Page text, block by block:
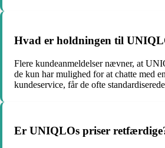
Hvad er holdningen til
Flere kundeanmeldelser nævner, at
de kun har mulighed for at chatte med
kundeservice, får de ofte
Er UNIQLOs priser